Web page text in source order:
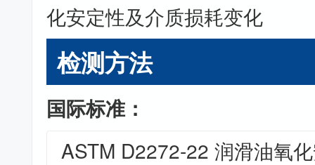
化安定性及介质损耗变化
检测方法
国际标准：
ASTM D2272-22 润滑油氧